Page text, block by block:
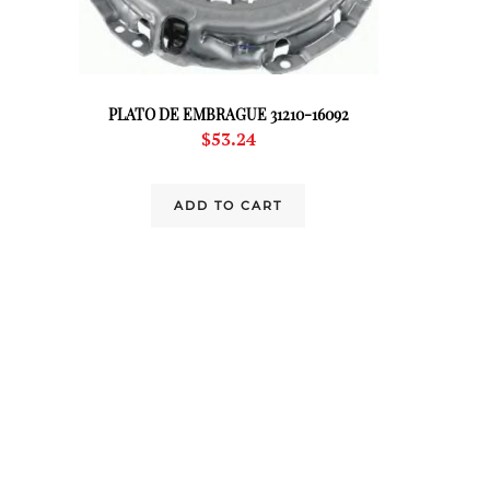
PLATO DE EMBRAGUE 31210-16092
$53.24
ADD TO CART